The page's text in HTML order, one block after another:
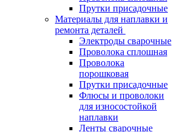
Прутки присадочные
Материалы для наплавки и
ремонта деталей
Электроды сварочные
Проволока сплошная
Проволока
порошковая
Прутки присадочные
Флюсы и проволоки
для износостойкой
наплавки
Ленты сварочные